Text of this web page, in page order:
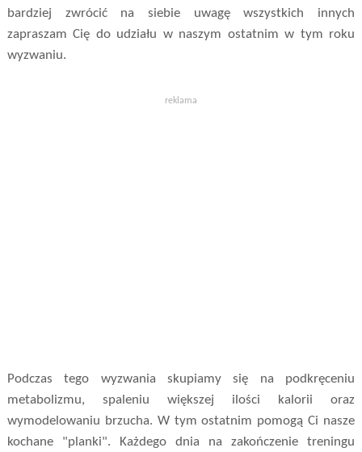
bardziej zwrócić na siebie uwagę wszystkich innych
zapraszam Cię do udziału w naszym ostatnim w tym roku
wyzwaniu.
reklama
Podczas tego wyzwania skupiamy się na podkręceniu
metabolizmu, spaleniu większej ilości kalorii oraz
wymodelowaniu brzucha. W tym ostatnim pomogą Ci nasze
kochane "planki". Każdego dnia na zakończenie treningu